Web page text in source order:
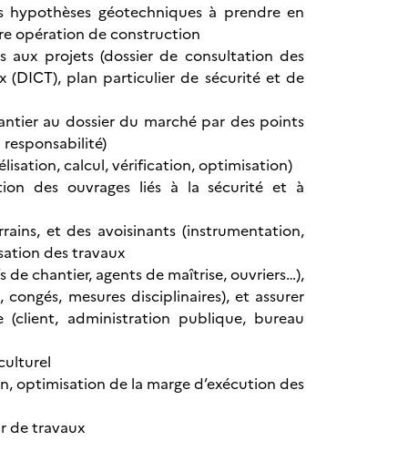
géotechniques à prendre en
opération de construction
aux projets (dossier de consultation des
(DICT), plan particulier de sécurité et de
au dossier du marché par des points
responsabilité)
calcul, vérification, optimisation)
des ouvrages liés à la sécurité et à
et des avoisinants (instrumentation,
des travaux
de chantier, agents de maîtrise, ouvriers…),
mesures disciplinaires), et assurer
(client, administration publique, bureau
optimisation de la marge d’exécution des
de travaux